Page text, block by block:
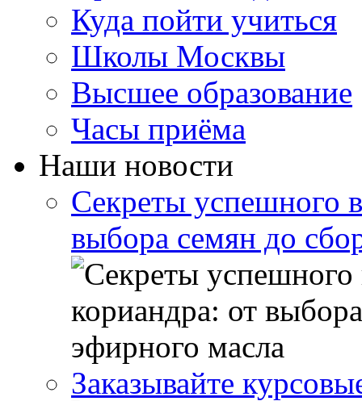
Куда пойти учиться
Школы Москвы
Высшее образование
Часы приёма
Наши новости
Секреты успешного
выбора семян до
Заказывайте